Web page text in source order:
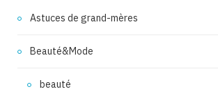
Astuces de grand-mères
Beauté&Mode
beauté